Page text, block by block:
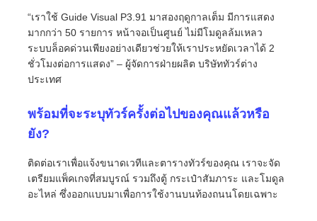
“เราใช้ Guide Visual P3.91 มาสองฤดูกาลเต็ม มีการแสดง
มากกว่า 50 รายการ หน้าจอเป็นศูนย์ ไม่มีโมดูลล้มเหลว
ระบบล็อคด่วนเพียงอย่างเดียวช่วยให้เราประหยัดเวลาได้ 2
ชั่วโมงต่อการแสดง” – ผู้จัดการฝ่ายผลิต บริษัททัวร์ต่าง
ประเทศ
พร้อมที่จะระบุทัวร์ครั้งต่อไปของคุณแล้วหรือ
ยัง?
ติดต่อเราเพื่อแจ้งขนาดเวทีและตารางทัวร์ของคุณ เราจะจัด
เตรียมแพ็คเกจที่สมบูรณ์ รวมถึงตู้ กระเป๋าสัมภาระ และโมดูล
อะไหล่ ซึ่งออกแบบมาเพื่อการใช้งานบนท้องถนนโดยเฉพาะ